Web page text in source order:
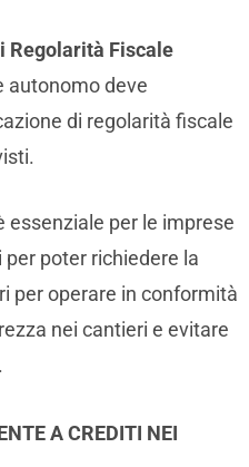
Regolarità Fiscale
autonomo deve
di regolarità fiscale
essenziale per le imprese
poter richiedere la
per operare in conformità
nei cantieri e evitare
A CREDITI NEI